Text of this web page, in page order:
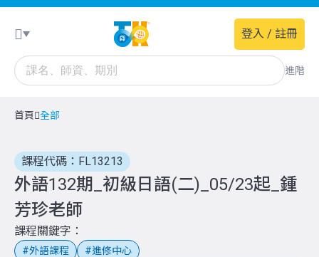
進階
登入 / 註冊
首頁 全部
課程代碼：FL13213
外語132期_初級日語(二)_05/23起_鍾
芳珍老師
課程關鍵字
外語課程 進修中心